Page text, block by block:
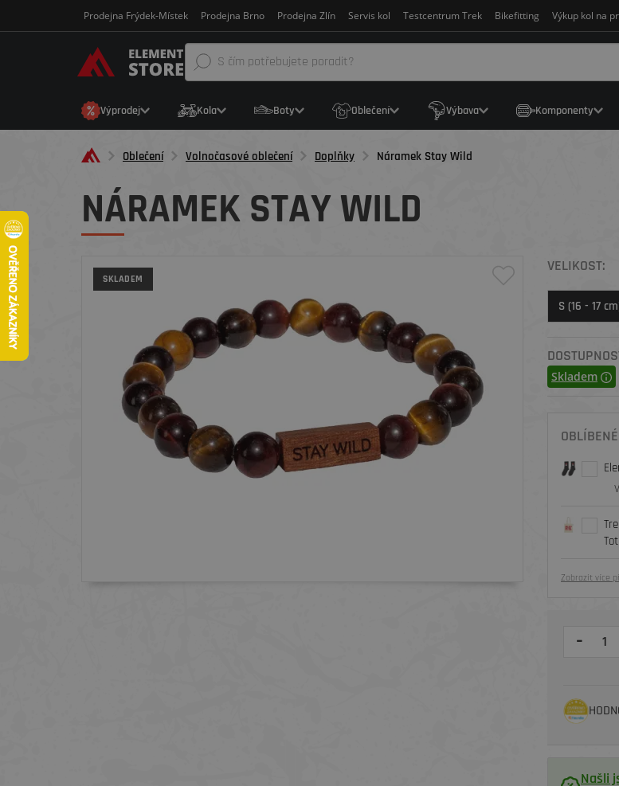
Prodejna Frýdek-Místek Prodejna Brno Prodejna Zlín Servis kol Testcentrum Trek Bikefitting Výkup kol na
Výprodej Kola Boty Oblečení Výbava Komponenty
Oblečení Volnočasové oblečení Doplňky Náramek Stay Wild
NÁRAMEK STAY WILD
SKLADEM
VELIKOST:
S (16 - 17
Skladem
Zobrazit více
-
Našli